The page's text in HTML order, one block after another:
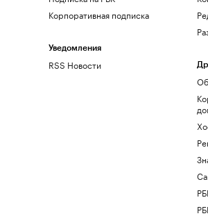
Корпоративная подписка
Уведомления
RSS Новости